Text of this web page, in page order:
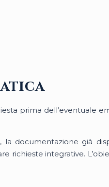
prima dell’eventuale
documentazione già
richieste integrative.